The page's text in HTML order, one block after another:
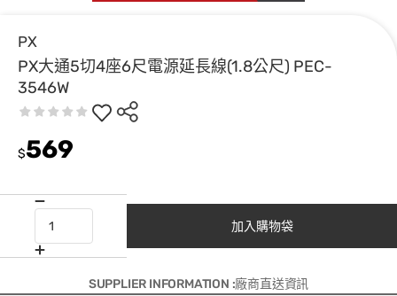
PX
PX大通5切4座6尺電源延長線(1.8公尺) PEC-
3546W
$569
加入購物袋
SUPPLIER INFORMATION :廠商直送資訊